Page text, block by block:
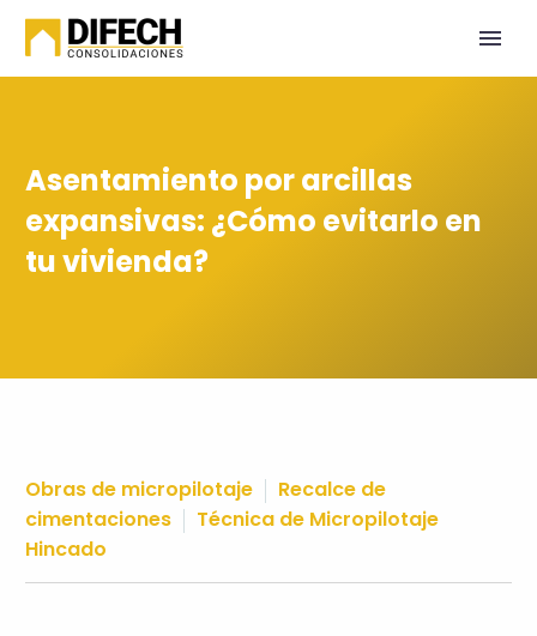
Asentamiento por arcillas
expansivas: ¿Cómo evitarlo en
tu vivienda?
Obras de micropilotaje
Recalce de
cimentaciones
Técnica de Micropilotaje
Hincado